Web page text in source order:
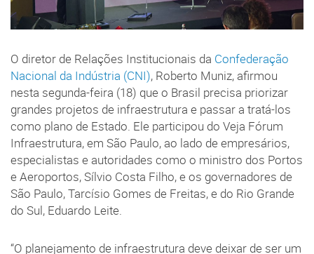
O diretor de Relações Institucionais da Confederação
Nacional da Indústria (CNI), Roberto Muniz, afirmou
nesta segunda-feira (18) que o Brasil precisa priorizar
grandes projetos de infraestrutura e passar a tratá-los
como plano de Estado. Ele participou do Veja Fórum
Infraestrutura, em São Paulo, ao lado de empresários,
especialistas e autoridades como o ministro dos Portos
e Aeroportos, Sílvio Costa Filho, e os governadores de
São Paulo, Tarcísio Gomes de Freitas, e do Rio Grande
do Sul, Eduardo Leite.
“O planejamento de infraestrutura deve deixar de ser um